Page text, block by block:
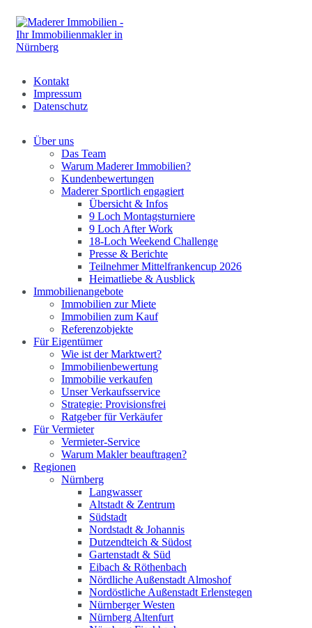
Kontakt
Impressum
Datenschutz
Über uns
Das Team
Warum Maderer Immobilien?
Kundenbewertungen
Maderer Sportlich engagiert
Übersicht & Infos
9 Loch Montagsturniere
9 Loch After Work
18-Loch Weekend Challenge
Presse & Berichte
Teilnehmer Mittelfrankencup 2026
Heimatliebe & Ausblick
Immobilienangebote
Immobilien zur Miete
Immobilien zum Kauf
Referenzobjekte
Für Eigentümer
Wie ist der Marktwert?
Immobilienbewertung
Immobilie verkaufen
Unser Verkaufsservice
Strategie: Provisionsfrei
Ratgeber für Verkäufer
Für Vermieter
Vermieter-Service
Warum Makler beauftragen?
Regionen
Nürnberg
Langwasser
Altstadt & Zentrum
Südstadt
Nordstadt & Johannis
Dutzendteich & Südost
Gartenstadt & Süd
Eibach & Röthenbach
Nördliche Außenstadt Almoshof
Nordöstliche Außenstadt Erlenstegen
Nürnberger Westen
Nürnberg Altenfurt